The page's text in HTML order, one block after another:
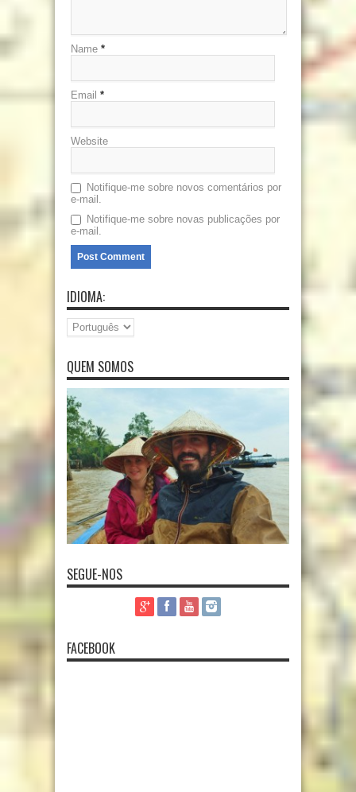
Name *
Email *
Website
Notifique-me sobre novos comentários por
e-mail.
Notifique-me sobre novas publicações por
e-mail.
IDIOMA:
QUEM SOMOS
SEGUE-NOS
FACEBOOK